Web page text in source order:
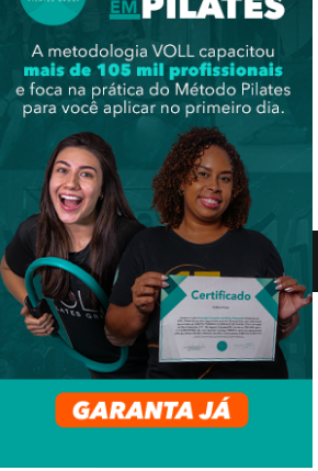
8, 2022|Saúde e Bem-estar
um grande vilão para a boa saúde como
uma pessoa sedentária pode favorecer o
como a obesidade, doenças
cardíacas. Isso acontece uma vez
Group. Todos os direitos reservados.